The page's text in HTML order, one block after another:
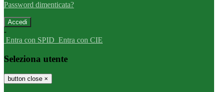
Password dimenticata?
-
Entra con SPID Entra con CIE
Seleziona utente
button close ×